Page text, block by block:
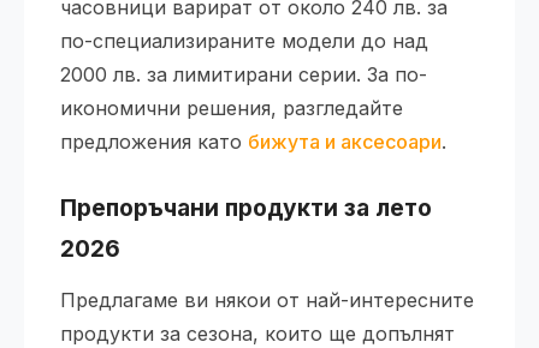
часовници варират от около 240 лв. за
по-специализираните модели до над
2000 лв. за лимитирани серии. За по-
икономични решения, разгледайте
предложения като бижута и аксесоари.
Препоръчани продукти за лето
2026
Предлагаме ви някои от най-интересните
продукти за сезона, които ще допълнят